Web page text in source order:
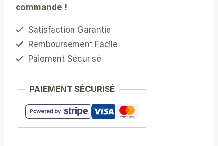
XL
Petits
commande !
Satisfaction Garantie
Remboursement Facile
Paiement Sécurisé
PAIEMENT SÉCURISÉ